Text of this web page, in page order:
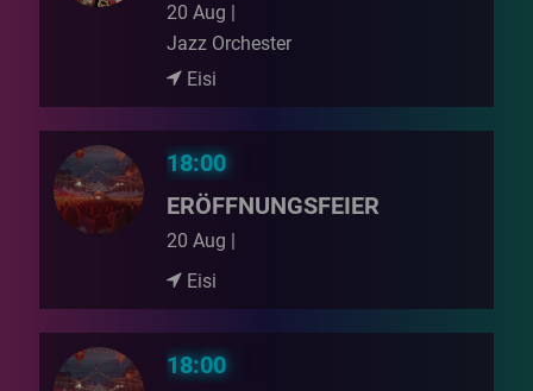
20 Aug |
Jazz Orchester
Eisi
18:00
ERÖFFNUNGSFEIER
20 Aug |
Eisi
18:00